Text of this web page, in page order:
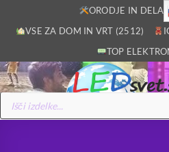
ORODJE IN
VSE ZA DOM IN VRT (2512)
TOP
Products
search